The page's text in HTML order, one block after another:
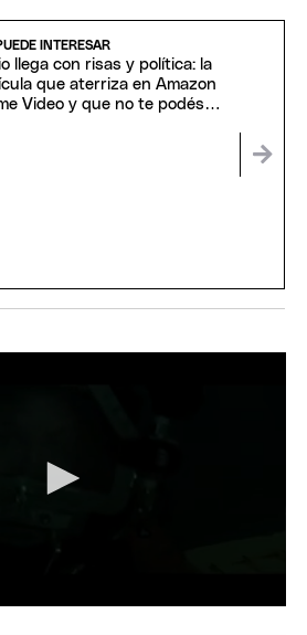
INTERESAR
llega con risas y política: la
que aterriza en Amazon
Video y que no te podés